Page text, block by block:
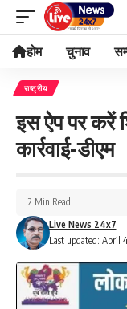
होम चुनाव
राष्ट्रीय
इस ऐप पर करें
कार्रवाई-डीएम
Last updated: April
Live News 24x7
2 Min Read